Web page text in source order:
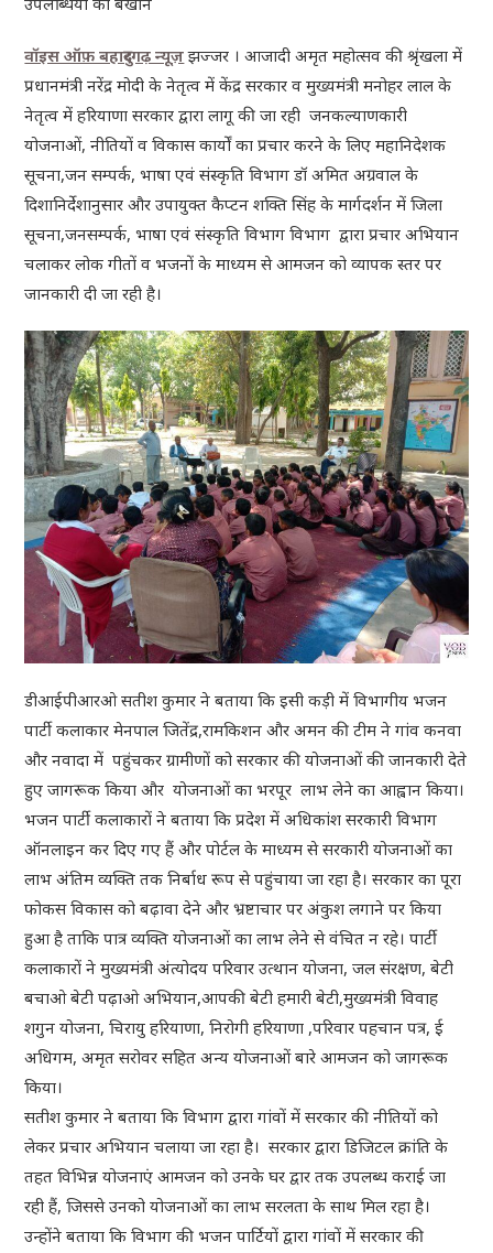
वॉइस ऑफ़ बहादुरगढ़ न्यूज़झज्जर । आजादी अमृत महोत्सव की श्रृंखला में
प्रधानमंत्री नरेंद्र मोदी के नेतृत्व में केंद्र सरकार व मुख्यमंत्री मनोहर लाल के
नेतृत्व में हरियाणा सरकार द्वारा लागू की जा रही जनकल्याणकारी
योजनाओं, नीतियों व विकास कार्यों का प्रचार करने के लिए महानिदेशक
सूचना,जन सम्पर्क, भाषा एवं संस्कृति विभाग डॉ अमित अग्रवाल के
दिशानिर्देशानुसार और उपायुक्त कैप्टन शक्ति सिंह के मार्गदर्शन में जिला
सूचना,जनसम्पर्क, भाषा एवं संस्कृति विभाग विभाग द्वारा प्रचार अभियान
चलाकर लोक गीतों व भजनों के माध्यम से आमजन को व्यापक स्तर पर
जानकारी दी जा रही है।
डीआईपीआरओ सतीश कुमार ने बताया कि इसी कड़ी में विभागीय भजन
पार्टी कलाकार मेनपाल जितेंद्र,रामकिशन और अमन की टीम ने गांव कनवा
और नवादा में पहुंचकर ग्रामीणों को सरकार की योजनाओं की जानकारी देते
हुए जागरूक किया और योजनाओं का भरपूर लाभ लेने का आह्वान किया।
भजन पार्टी कलाकारों ने बताया कि प्रदेश में अधिकांश सरकारी विभाग
ऑनलाइन कर दिए गए हैं और पोर्टल के माध्यम से सरकारी योजनाओं का
लाभ अंतिम व्यक्ति तक निर्बाध रूप से पहुंचाया जा रहा है। सरकार का पूरा
फोकस विकास को बढ़ावा देने और भ्रष्टाचार पर अंकुश लगाने पर किया
हुआ है ताकि पात्र व्यक्ति योजनाओं का लाभ लेने से वंचित न रहे। पार्टी
कलाकारों ने मुख्यमंत्री अंत्योदय परिवार उत्थान योजना, जल संरक्षण, बेटी
बचाओ बेटी पढ़ाओ अभियान,आपकी बेटी हमारी बेटी,मुख्यमंत्री विवाह
शगुन योजना, चिरायु हरियाणा, निरोगी हरियाणा ,परिवार पहचान पत्र, ई
अधिगम, अमृत सरोवर सहित अन्य योजनाओं बारे आमजन को जागरूक
किया।
सतीश कुमार ने बताया कि विभाग द्वारा गांवों में सरकार की नीतियों को
लेकर प्रचार अभियान चलाया जा रहा है। सरकार द्वारा डिजिटल क्रांति के
तहत विभिन्न योजनाएं आमजन को उनके घर द्वार तक उपलब्ध कराई जा
रही हैं, जिससे उनको योजनाओं का लाभ सरलता के साथ मिल रहा है।
उन्होंने बताया कि विभाग की भजन पार्टियों द्वारा गांवों में सरकार की